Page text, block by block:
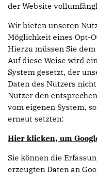
der Website
Wir bieten unseren
Möglichkeit eines Opt-
Hierzu müssen Sie
Auf diese Weise wird
System gesetzt, der
Daten des Nutzers
Nutzer den
vom eigenen System,
erneut setzten:
Hier klicken, um
Sie können die
erzeugten Daten an